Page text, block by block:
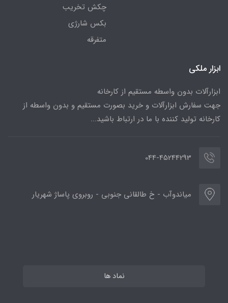
چکش تخریب
بکس شارژی
متفرقه
ابزار ملکی
ابزارآلات بدون واسطه مستقیم از کارخانه
جهت سفارش ابزارآلات و خرید بصورت مستقیم و بدون واسطه از
کارخانه تولید کننده با ما در ارتباط باشید...
044-45244293
میاندوآب - خ طالقانی جنوبی - روبروی پاساژ شهریار
نماد ها